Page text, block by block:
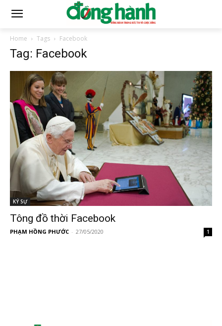
Home Tags Facebook
Tag: Facebook
KÝ SỰ
Tông đồ thời Facebook
PHẠM HỒNG PHƯỚC - 27/05/2020 1